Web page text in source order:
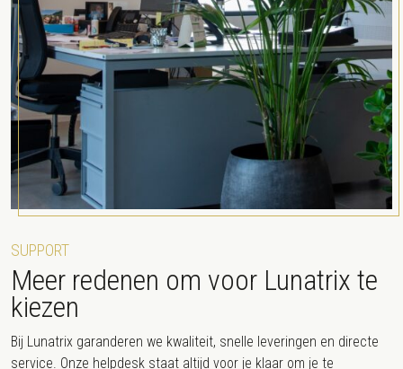
SUPPORT
Meer redenen om voor Lunatrix te
kiezen
Bij Lunatrix garanderen we kwaliteit, snelle leveringen en directe
service. Onze helpdesk staat altijd voor je klaar om je te